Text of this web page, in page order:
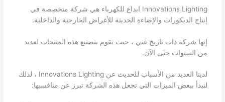
Innovations Lighting ابداع للكهرباء هي شركة متخصصة في
إنتاج الديكورات والإضاءة الحديثة للأغراض الخارجية والداخلية.
إنها شركة ذات تاريخ غني ، حيث تقوم بتصنيع هذه المنتجات لعديد
من السنوات حتى الآن.
لدينا العديد من الأسباب للحديث عن Innovations Lighting ، لذلك
لنبدأ ببعض الميزات التي تجعل هذه الشركة تبرز عن منافسيها: